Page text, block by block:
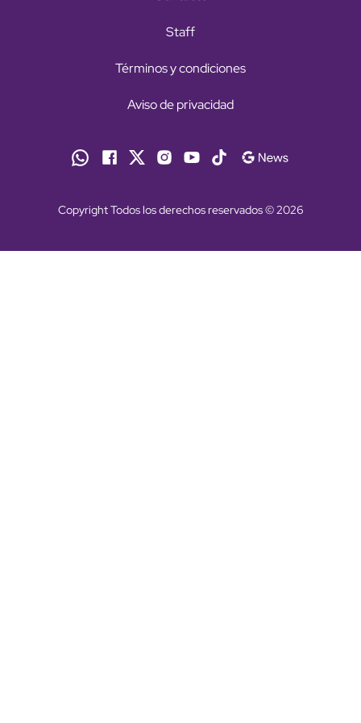
Staff
Términos y condiciones
Aviso de privacidad
Copyright Todos los derechos reservados © 2026